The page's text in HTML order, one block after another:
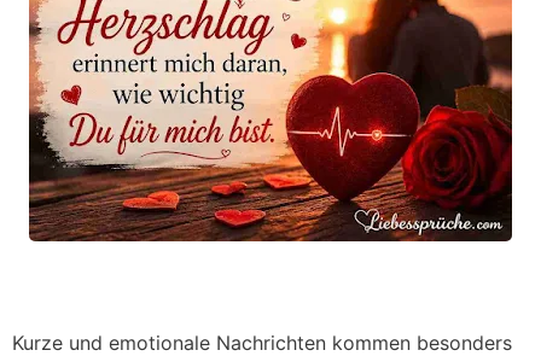
Kurze und emotionale Nachrichten kommen besonders